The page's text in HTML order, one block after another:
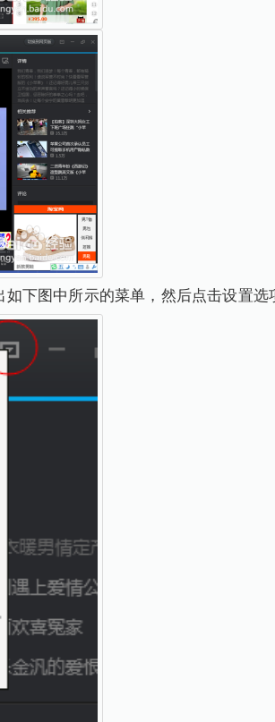
下图中所示的菜单，然后点击设置选